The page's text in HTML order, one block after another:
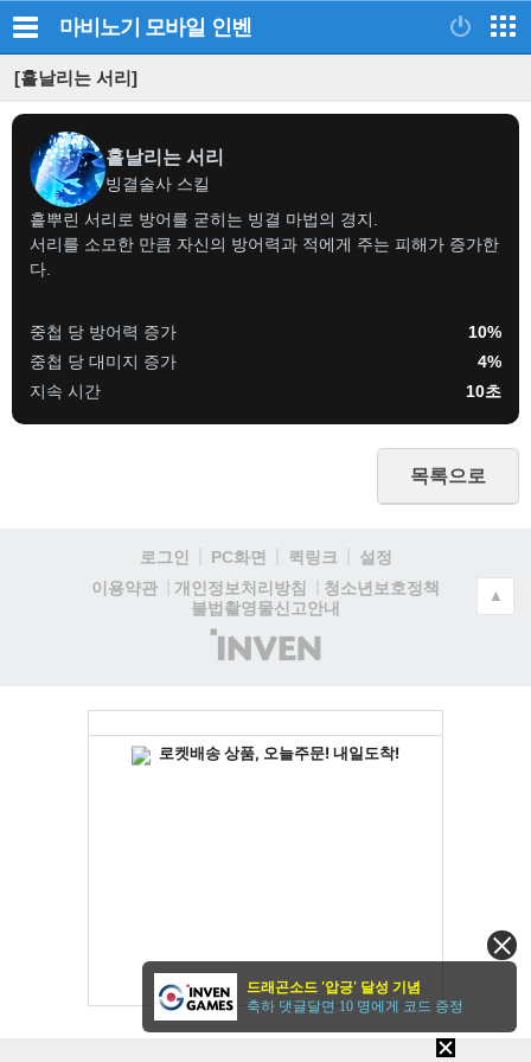
마비노기 모바일 인벤
[흩날리는 서리]
흩날리는 서리
빙결술사 스킬
흩뿌린 서리로 방어를 굳히는 빙결 마법의 경지.
서리를 소모한 만큼 자신의 방어력과 적에게 주는 피해가 증가한
다.
중첩 당 방어력 증가
10%
중첩 당 대미지 증가
4%
지속 시간
10초
목록으로
로그인 PC화면 퀵링크
설정
이용약관
개인정보처리방침
청소년보호정책
불법촬영물신고안내
(주)
인
▲
드래곤소드 '압긍' 달성 기념
축하 댓글달면 10 명에게 코드 증정